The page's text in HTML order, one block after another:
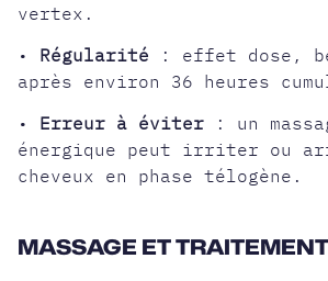
vertex.
• Régularité : effet dose,
après environ 36 heures
• Erreur à éviter : un
énergique peut irriter ou
cheveux en phase télogène.
MASSAGE ET